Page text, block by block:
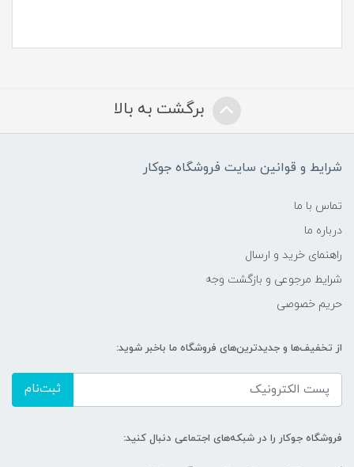
برگشت به بالا
شرایط و قوانین سایت فروشگاه جوکار
تماس با ما
درباره ما
راهنمای خرید و ارسال
شرایط مرجوعی و بازگشت وجه
حریم خصوصی
از تخفیف‌ها و جدیدترین‌های فروشگاه ما باخبر شوید:
ثبت‌نام
فروشگاه جوکار را در شبکه‌های اجتماعی دنبال کنید: